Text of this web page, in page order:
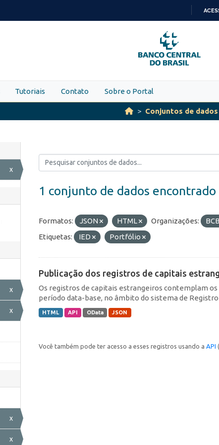
PARA
O
CONTEÚDO
Tutoriais Contato Sobre o Portal
Conjuntos de dados
x
x
x
x
x
1 conjunto de dados encontrado
Formatos: JSON HTML Organizações:
Etiquetas:
IED Portfólio
Publicação dos registros de capitais
Os registros de capitais estrangeiros contemplam
período data-base, no âmbito do sistema de
HTML API OData JSON
Você também pode ter acesso a esses registros usando a API